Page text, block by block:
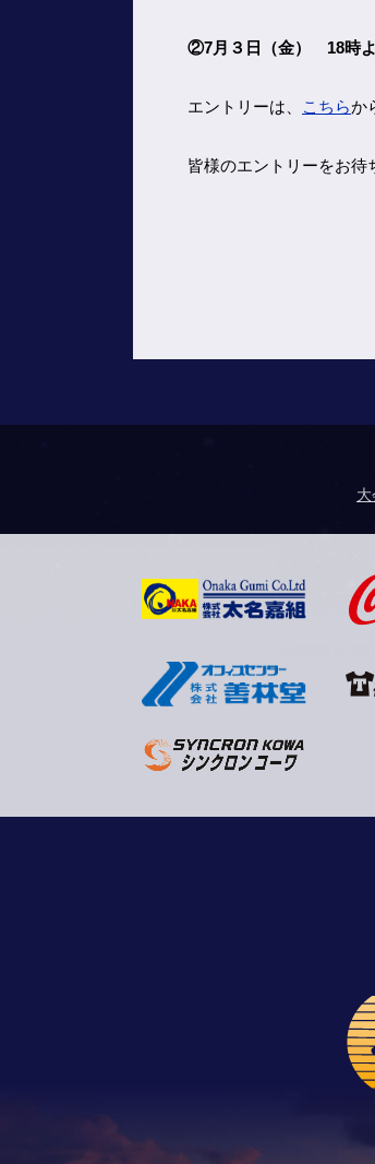
②7月３日（金） 18時
エントリーは、 こちらか
皆様のエントリーをお待
大